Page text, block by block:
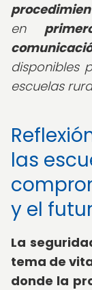
en
disponibles
escuelas
las
y el
La
tema de
donde la